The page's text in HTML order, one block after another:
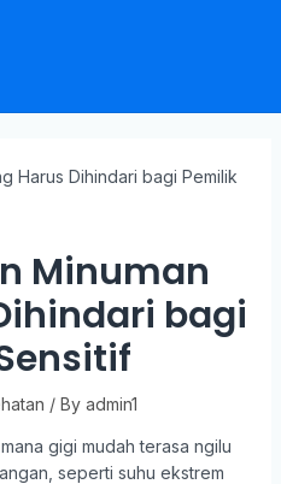
Minuman
bagi
/ By admin1
gigi mudah terasa ngilu
seperti suhu ekstrem